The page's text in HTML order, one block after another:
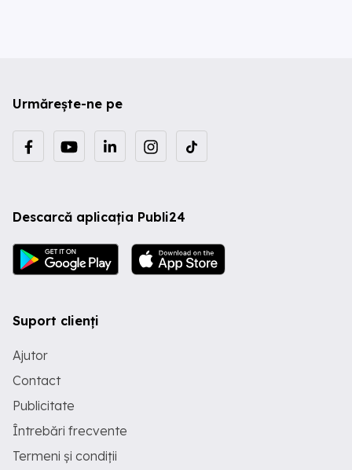
Urmărește-ne pe
Descarcă aplicația Publi24
Suport clienți
Ajutor
Contact
Publicitate
Întrebări frecvente
Termeni și condiții